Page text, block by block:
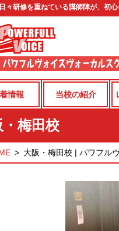
々研修を重ねている講師陣が、初
情報 当校の紹介
・梅田校
大阪・梅田校 | パワフル